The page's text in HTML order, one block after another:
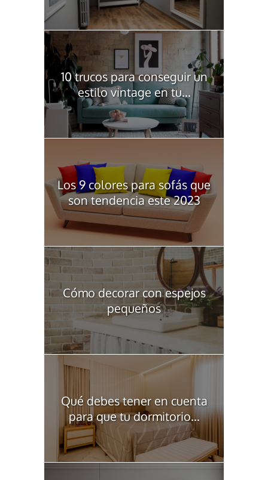
10 trucos para conseguir un
estilo vintage en tu...
Los 9 colores para sofás que
son tendencia este 2023
Cómo decorar con espejos
pequeños
Qué debes tener en cuenta
para que tu dormitorio...